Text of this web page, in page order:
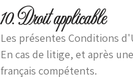
10. Droit applicable
Les présentes Conditions
En cas de litige, et après
français compétents.